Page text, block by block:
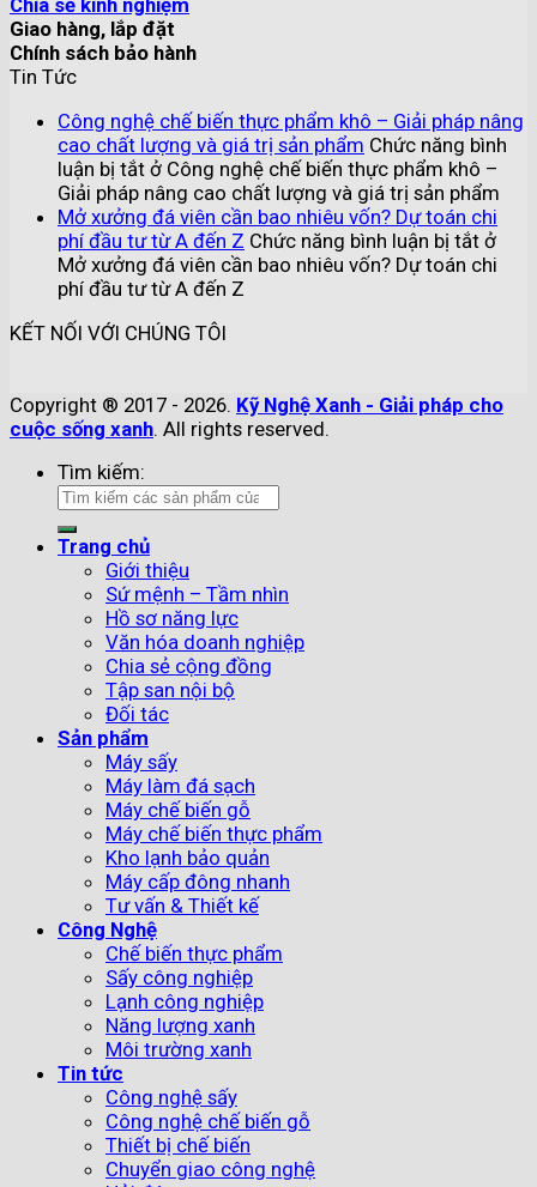
Chia sẻ kinh nghiệm
Giao hàng, lắp đặt
Chính sách bảo hành
Tin Tức
Công nghệ chế biến thực phẩm khô – Giải pháp nâng
cao chất lượng và giá trị sản phẩm Chức năng bình
luận bị tắt ở Công nghệ chế biến thực phẩm khô –
Giải pháp nâng cao chất lượng và giá trị sản phẩm
Mở xưởng đá viên cần bao nhiêu vốn? Dự toán chi
phí đầu tư từ A đến Z Chức năng bình luận bị tắt ở
Mở xưởng đá viên cần bao nhiêu vốn? Dự toán chi
phí đầu tư từ A đến Z
KẾT NỐI VỚI CHÚNG TÔI
Copyright ® 2017 - 2026. Kỹ Nghệ Xanh - Giải pháp cho
cuộc sống xanh. All rights reserved.
Tìm kiếm:
Trang chủ
Giới thiệu
Sứ mệnh – Tầm nhìn
Hồ sơ năng lực
Văn hóa doanh nghiệp
Chia sẻ cộng đồng
Tập san nội bộ
Đối tác
Sản phẩm
Máy sấy
Máy làm đá sạch
Máy chế biến gỗ
Máy chế biến thực phẩm
Kho lạnh bảo quản
Máy cấp đông nhanh
Tư vấn & Thiết kế
Công Nghệ
Chế biến thực phẩm
Sấy công nghiệp
Lạnh công nghiệp
Năng lượng xanh
Môi trường xanh
Tin tức
Công nghệ sấy
Công nghệ chế biến gỗ
Thiết bị chế biến
Chuyển giao công nghệ